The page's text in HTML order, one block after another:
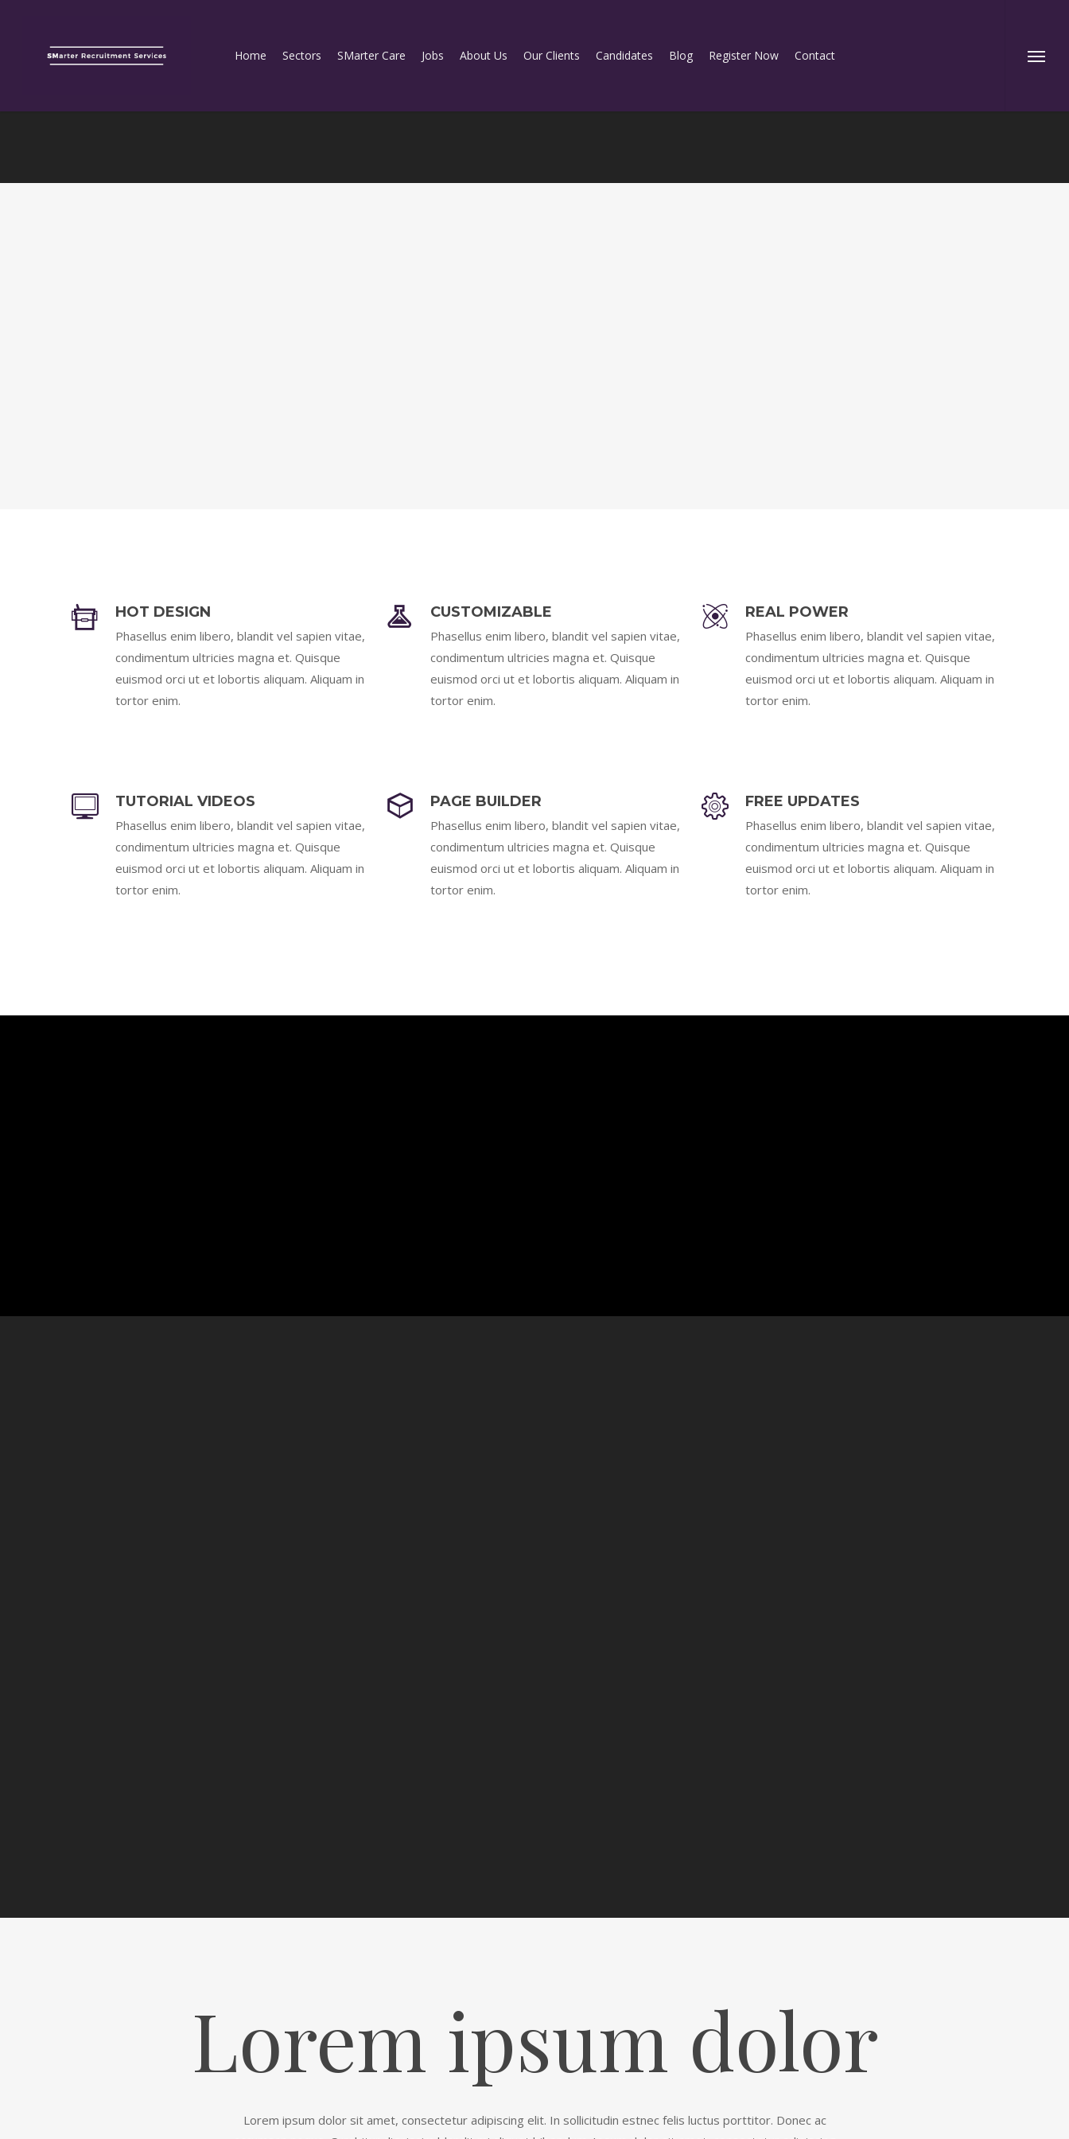
Home Sectors SMarter Care Jobs About Us Our Clients Candidates Blog Register Now Contact
HOT DESIGN
Phasellus enim libero, blandit vel sapien vitae,
condimentum ultricies magna et. Quisque
euismod orci ut et lobortis aliquam. Aliquam in
tortor enim.
CUSTOMIZABLE
Phasellus enim libero, blandit vel sapien vitae,
condimentum ultricies magna et. Quisque
euismod orci ut et lobortis aliquam. Aliquam in
tortor enim.
REAL POWER
Phasellus enim libero, blandit vel sapien vitae,
condimentum ultricies magna et. Quisque
euismod orci ut et lobortis aliquam. Aliquam in
tortor enim.
TUTORIAL VIDEOS
Phasellus enim libero, blandit vel sapien vitae,
condimentum ultricies magna et. Quisque
euismod orci ut et lobortis aliquam. Aliquam in
tortor enim.
PAGE BUILDER
Phasellus enim libero, blandit vel sapien vitae,
condimentum ultricies magna et. Quisque
euismod orci ut et lobortis aliquam. Aliquam in
tortor enim.
FREE UPDATES
Phasellus enim libero, blandit vel sapien vitae,
condimentum ultricies magna et. Quisque
euismod orci ut et lobortis aliquam. Aliquam in
tortor enim.
Lorem ipsum dolor
Lorem ipsum dolor sit amet, consectetur adipiscing elit. In sollicitudin estnec felis luctus porttitor. Donec ac